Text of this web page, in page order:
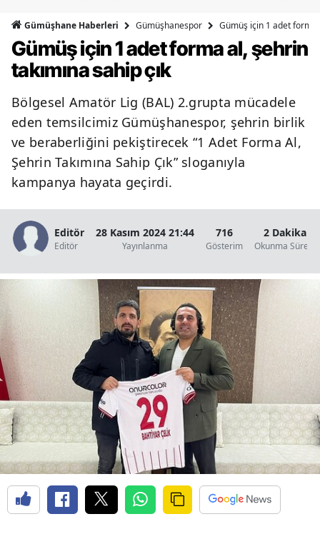
Bingöl
Bolu
Burdur
Bursa
Çorum
Denizli
Diyarbakır
Edirne
Elazığ
Erzincan
Erzurum
Eskişehir
Gaziantep
Giresun
Gümüşhane Haberleri Gümüşhanespor Gümüş için 1 adet forma
Gümüş için 1 adet forma al, şehrin
takımına sahip çık
Bölgesel Amatör Lig (BAL) 2.grupta mücadele
eden temsilcimiz Gümüşhanespor, şehrin birlik
ve beraberliğini pekiştirecek “1 Adet Forma Al,
Şehrin Takımına Sahip Çık” sloganıyla
kampanya hayata geçirdi.
Editör
Editör
28 Kasım 2024 21:44
Yayınlanma
716
Gösterim
2 Dakika
Okunma Süresi